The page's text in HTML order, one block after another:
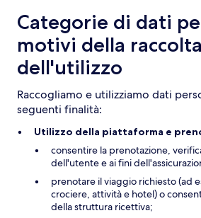
Categorie di dati
motivi della
dell'utilizzo
Raccogliamo e utilizziamo dati
seguenti finalità:
Utilizzo della piattaforma e
consentire la prenotazione,
dell'utente e ai fini
prenotare il viaggio richiesto (ad
crociere, attività e hotel) o
della struttura ricettiva;